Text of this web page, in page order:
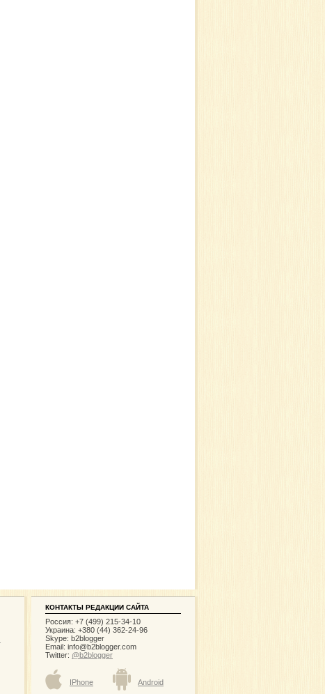
КОНТАКТЫ РЕДАКЦИИ САЙТА
Россия: +7 (499) 215-34-10
Украина: +380 (44) 362-24-96
Skype: b2blogger
Email: info@b2blogger.com
Twitter: @b2blogger
IPhone Android